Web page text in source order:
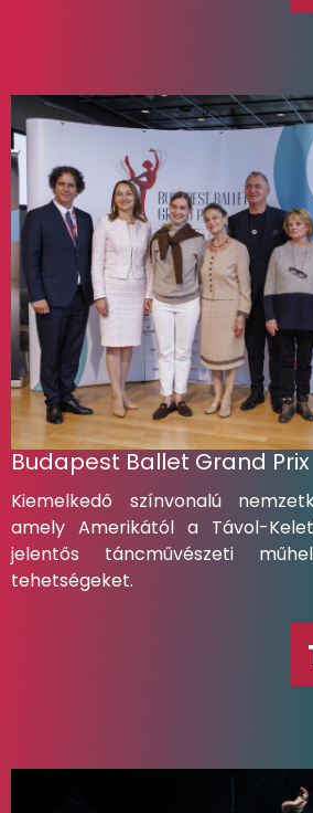
Budapest Ballet Grand Prix
Kiemelkedő színvonalú
amely Amerikától a Távol-
jelentős táncművészeti
tehetségeket.